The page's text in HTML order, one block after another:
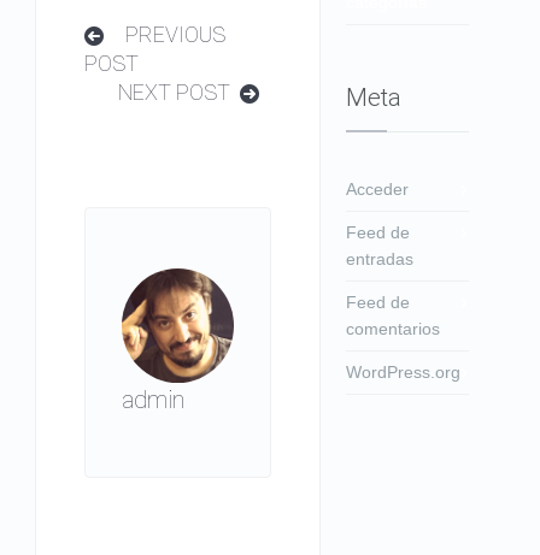
PREVIOUS
POST
NEXT POST
admin
Meta
Acceder
Feed de
entradas
Feed de
comentarios
WordPress.org